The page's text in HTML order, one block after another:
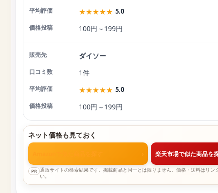
★★★★★ 5.0
100円～199円
ダイソー
1件
★★★★★ 5.0
100円～199円
ネット価格も見ておく
› 楽天市場で似た商品を
PR 通販サイトの検索結果です。掲載商品と同一とは限りません。価格・送料はリン
い。